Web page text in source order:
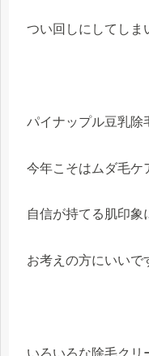
つい回しにしてしま
パイナップル豆乳除
今年こそはムダ毛ケ
自信が持てる肌印象
お考えの方にいいで
いろいろな除毛クリ